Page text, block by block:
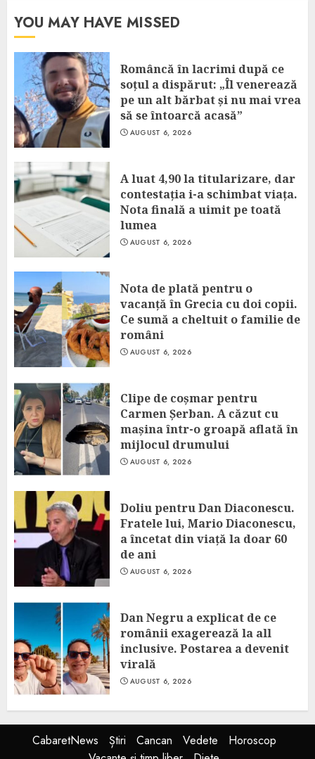
YOU MAY HAVE MISSED
Româncă în lacrimi după ce
soțul a dispărut: „Îl venerează
pe un alt bărbat și nu mai vrea
să se întoarcă acasă”
AUGUST 6, 2026
A luat 4,90 la titularizare, dar
contestația i-a schimbat viața.
Nota finală a uimit pe toată
lumea
AUGUST 6, 2026
Nota de plată pentru o
vacanță în Grecia cu doi copii.
Ce sumă a cheltuit o familie de
români
AUGUST 6, 2026
Clipe de coșmar pentru
Carmen Șerban. A căzut cu
mașina într-o groapă aflată în
mijlocul drumului
AUGUST 6, 2026
Doliu pentru Dan Diaconescu.
Fratele lui, Mario Diaconescu,
a încetat din viață la doar 60
de ani
AUGUST 6, 2026
Dan Negru a explicat de ce
românii exagerează la all
inclusive. Postarea a devenit
virală
AUGUST 6, 2026
CabaretNews Știri Cancan Vedete
Horoscop